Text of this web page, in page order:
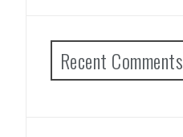
Recent Comments